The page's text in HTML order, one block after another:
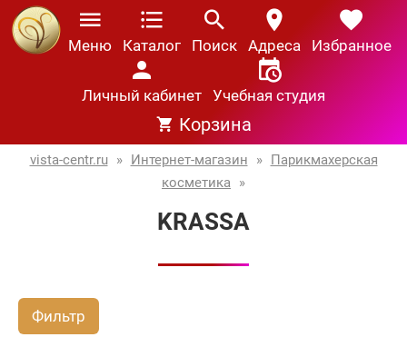
Меню Каталог Поиск Адреса Избранное
Личный кабинет Учебная студия
Корзина
vista-centr.ru » Интернет-магазин » Парикмахерская
косметика »
KRASSA
Фильтр